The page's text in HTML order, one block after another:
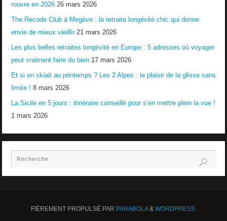
rouvre en 2026 26 mars 2026
The Recode Club à Megève : la retraite longévité chic qui donne
envie de mieux vieillir 21 mars 2026
Les plus belles retraites longévité en Europe : 5 adresses où voyager
peut vraiment faire du bien 17 mars 2026
Et si on skiait au printemps ? Les 2 Alpes : le plaisir de la glisse sans
limite ! 8 mars 2026
La Sicile en 5 jours : itinéraire conseillé pour s’en mettre plein la vue !
1 mars 2026
FIÈREMENT PROPULSÉ PAR PARABOLA& WORDPRESS.